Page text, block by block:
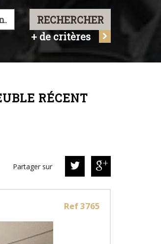
RECHERCHER
+ de critères
RÉCENT
Partager sur
Ref 3765